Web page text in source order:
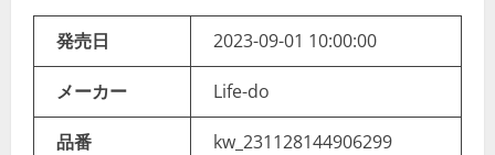
発売日 2023-09-01 10:00:00
メーカー Life-do
品番 kw_231128144906299